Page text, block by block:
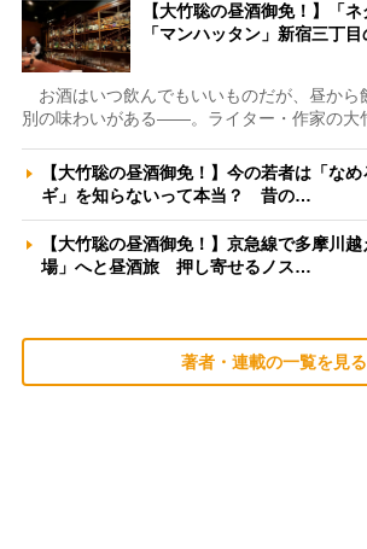
【大竹聡の昼酒御免！】「
「マンハッタン」新宿三丁
お酒はいつ飲んでもいいものだが、昼から
別の味わいがある――。ライター・作家の大
【大竹聡の昼酒御免！】今の若者は「な
ギ」を知らないって本当？ 昔の…
【大竹聡の昼酒御免！】京急線で多摩川
場」へと昼酒旅 押し寄せるノス…
著者・連載の一覧を見る